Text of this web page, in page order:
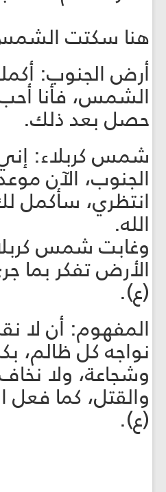
هنا سكتت
أرض الجنوب:
الشمس، فأنا
حصل بعد ذلك.
شمس كربلاء:
الجنوب، الآن
انتظري، سأكمل
الله.
وغابت شمس
الأرض تفكر بما
(ع).
المفهوم: أن لا
نواجه كل ظالم،
وشجاعة، ولا
والقتل، كما فعل
(ع).